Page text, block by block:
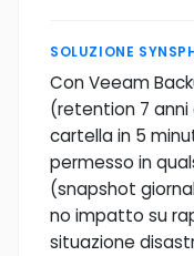
SOLUZIONE
Con Veeam
(retention 7
cartella in 5
permesso in
(snapshot
no impatto su
situazione